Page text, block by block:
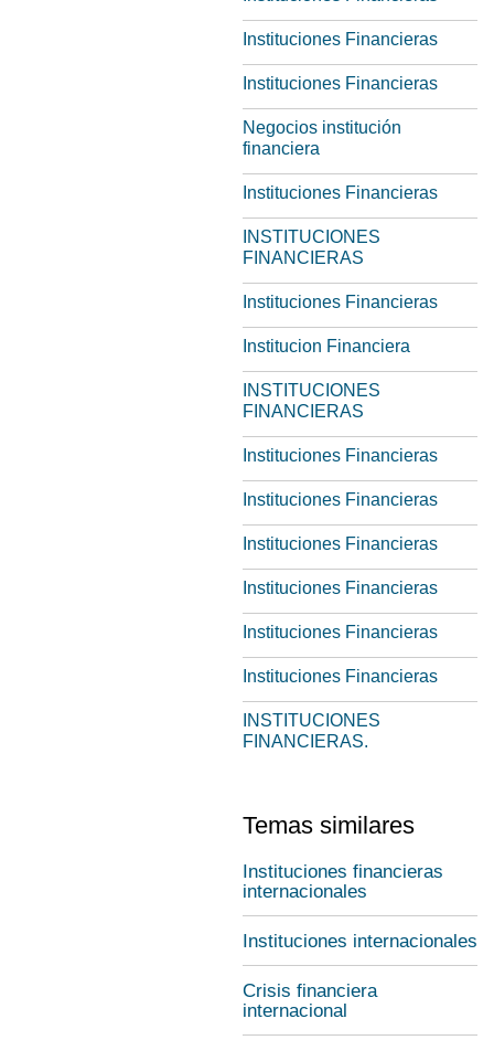
Instituciones Financieras
Instituciones Financieras
Negocios institución
financiera
Instituciones Financieras
INSTITUCIONES
FINANCIERAS
Instituciones Financieras
Institucion Financiera
INSTITUCIONES
FINANCIERAS
Instituciones Financieras
Instituciones Financieras
Instituciones Financieras
Instituciones Financieras
Instituciones Financieras
Instituciones Financieras
INSTITUCIONES
FINANCIERAS.
Temas similares
Instituciones financieras
internacionales
Instituciones internacionales
Crisis financiera
internacional